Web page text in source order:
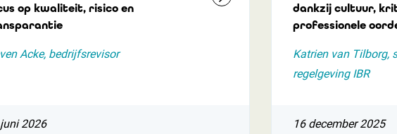
op kwaliteit, risico en
Acke, bedrijfsrevisor
2026
dankzij cultuur,
professionele
Katrien van Tilborg,
regelgeving IBR
16 december 2025